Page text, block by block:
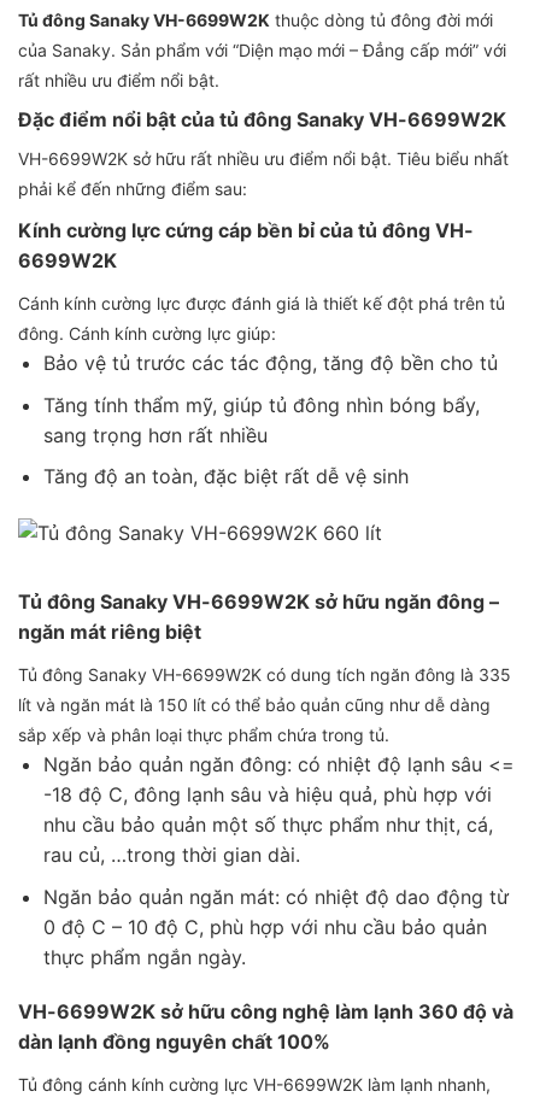
Tủ đông Sanaky VH-6699W2K thuộc dòng tủ đông đời mới
của Sanaky. Sản phẩm với “Diện mạo mới – Đẳng cấp mới” với
rất nhiều ưu điểm nổi bật.
Đặc điểm nổi bật của tủ đông Sanaky VH-6699W2K
VH-6699W2K sở hữu rất nhiều ưu điểm nổi bật. Tiêu biểu nhất
phải kể đến những điểm sau:
Kính cường lực cứng cáp bền bỉ của tủ đông VH-
6699W2K
Cánh kính cường lực được đánh giá là thiết kế đột phá trên tủ
đông. Cánh kính cường lực giúp:
Bảo vệ tủ trước các tác động, tăng độ bền cho tủ
Tăng tính thẩm mỹ, giúp tủ đông nhìn bóng bẩy,
sang trọng hơn rất nhiều
Tăng độ an toàn, đặc biệt rất dễ vệ sinh
Tủ đông Sanaky VH-6699W2K sở hữu ngăn đông –
ngăn mát riêng biệt
Tủ đông Sanaky VH-6699W2K có dung tích ngăn đông là 335
lít và ngăn mát là 150 lít có thể bảo quản cũng như dễ dàng
sắp xếp và phân loại thực phẩm chứa trong tủ.
Ngăn bảo quản ngăn đông: có nhiệt độ lạnh sâu <=
-18 độ C, đông lạnh sâu và hiệu quả, phù hợp với
nhu cầu bảo quản một số thực phẩm như thịt, cá,
rau củ, …trong thời gian dài.
Ngăn bảo quản ngăn mát: có nhiệt độ dao động từ
0 độ C – 10 độ C, phù hợp với nhu cầu bảo quản
thực phẩm ngắn ngày.
VH-6699W2K sở hữu công nghệ làm lạnh 360 độ và
dàn lạnh đồng nguyên chất 100%
Tủ đông cánh kính cường lực VH-6699W2K làm lạnh nhanh,